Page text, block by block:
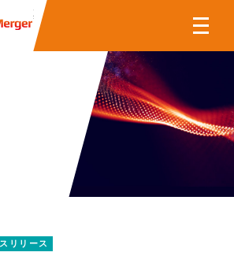
株式会社インティメート・マー
リリース